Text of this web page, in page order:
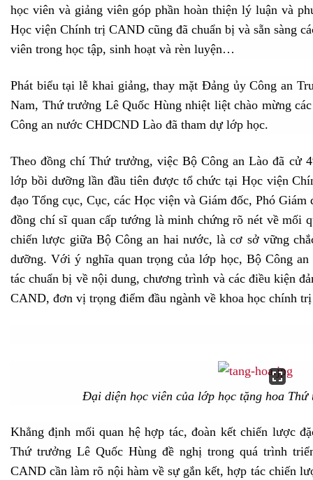
học viên và giảng viên góp phần hoàn thiện lý luận và
Học viện Chính trị CAND cũng đã chuẩn bị và sẵn sàng
viên trong học tập, sinh hoạt và rèn luyện…
Phát biểu tại lễ khai giảng, thay mặt Đảng ủy Công an
Nam, Thứ trưởng Lê Quốc Hùng nhiệt liệt chào mừng
Công an nước CHDCND Lào đã tham dự lớp học.
Theo đồng chí Thứ trưởng, việc Bộ Công an Lào đã cử
lớp bồi dưỡng lần đầu tiên được tổ chức tại Học viện
đạo Tổng cục, Cục, các Học viện và Giám đốc, Phó
đồng chí sĩ quan cấp tướng là minh chứng rõ nét về mối
chiến lược giữa Bộ Công an hai nước, là cơ sở vững
dưỡng. Với ý nghĩa quan trọng của lớp học, Bộ Công
tác chuẩn bị về nội dung, chương trình và các điều kiện
CAND, đơn vị trọng điểm đầu ngành về khoa học chính
Đại diện học viên của lớp học tặng hoa
Khẳng định mối quan hệ hợp tác, đoàn kết chiến lược
Thứ trưởng Lê Quốc Hùng đề nghị trong quá trình
CAND cần làm rõ nội hàm về sự gắn kết, hợp tác chiến